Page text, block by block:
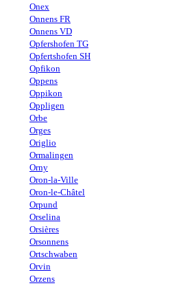
Onex
Onnens FR
Onnens VD
Opfershofen TG
Opfertshofen SH
Opfikon
Oppens
Oppikon
Oppligen
Orbe
Orges
Origlio
Ormalingen
Orny
Oron-la-Ville
Oron-le-Châtel
Orpund
Orselina
Orsières
Orsonnens
Ortschwaben
Orvin
Orzens